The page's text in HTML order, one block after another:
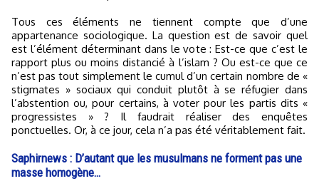
Tous ces éléments ne tiennent compte que d’une
appartenance sociologique. La question est de savoir quel
est l’élément déterminant dans le vote : Est-ce que c’est le
rapport plus ou moins distancié à l’islam ? Ou est-ce que ce
n’est pas tout simplement le cumul d’un certain nombre de «
stigmates » sociaux qui conduit plutôt à se réfugier dans
l’abstention ou, pour certains, à voter pour les partis dits «
progressistes » ? Il faudrait réaliser des enquêtes
ponctuelles. Or, à ce jour, cela n’a pas été véritablement fait.
Saphirnews : D’autant que les musulmans ne forment pas une
masse homogène…